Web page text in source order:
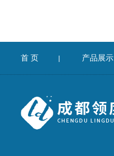
首 页 | 产品展示